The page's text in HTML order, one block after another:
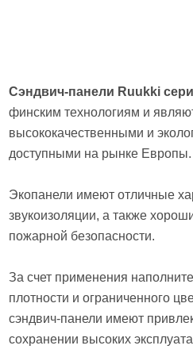
Сэндвич-панели Ruukki
финским технологиям и
высококачественными и
доступными на рынке Европы.
Экопанели имеют отличные
звукоизоляции, а также
пожарной безопасности.
За счет применения
плотности и ограниченного
сэндвич-панели имеют
сохранении высоких